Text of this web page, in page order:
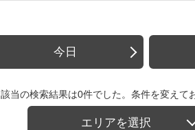
今日
該当の検索結果は0件でした。条件を変えて
エリアを選択